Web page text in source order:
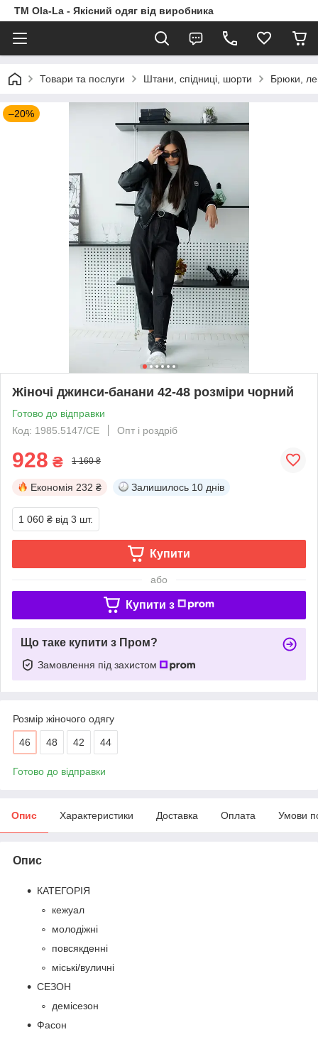
TM Ola-La - Якісний одяг від виробника
Товари та послуги Штани, спідниці, шорти Брюки,
–20%
Жіночі джинси-банани 42-48 розміри чорний
Готово до відправки
Код: 1985.5147/СЕ
Опт і роздріб
928 ₴ 1 160 ₴
Економія 232 ₴ Залишилось 10 днів
1 060 ₴ від 3 шт.
Купити
або
Купити з
Що таке купити з Пром?
Замовлення під захистом
Розмір жіночого одягу
46 48 42 44
Готово до відправки
Опис Характеристики Доставка Оплата Умови
Опис
КАТЕГОРІЯ
кежуал
молодіжні
повсякденні
міські/вуличні
СЕЗОН
демісезон
Фасон